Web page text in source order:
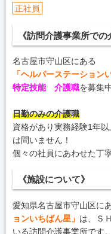
正社員
《訪問介護事業所での
名古屋市守山区にある
「ヘルパーステーション
特定技能 介護職を募集
日勤のみの介護職
資格があり実務経験1年
は問いません！
個々の社員にあわせた丁
《施設について》
愛知県名古屋市守山区に
ョンいちばん星 」 は、Ｓ
いる訪問介護事業所です。